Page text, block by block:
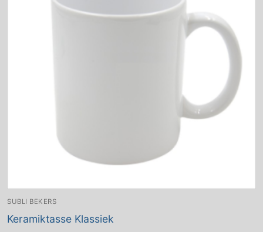
SUBLI BEKERS
Keramiktasse Klassiek